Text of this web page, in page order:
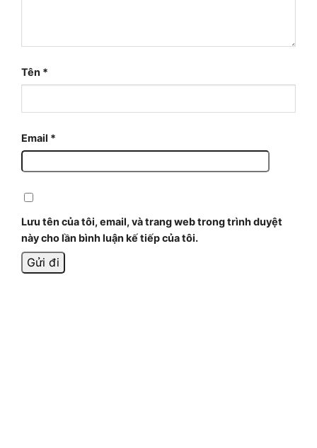
Tên *
Email *
Lưu tên của tôi, email, và trang web trong trình duyệt
này cho lần bình luận kế tiếp của tôi.